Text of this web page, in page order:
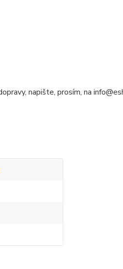
napište, prosím, na